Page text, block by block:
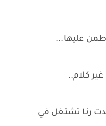
عليها...
كلام..
رنا تشتغل في